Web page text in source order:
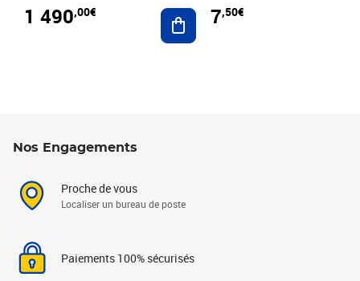
1 490,00€ Ajouter au panier
7,50€
Nos Engagements
Proche de vous
Localiser un bureau de poste
Paiements 100% sécurisés